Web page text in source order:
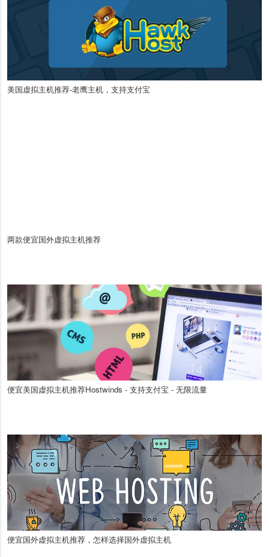
美国虚拟主机推荐-老鹰主机，支持支付宝
两款便宜国外虚拟主机推荐
便宜美国虚拟主机推荐Hostwinds - 支持支付宝 - 无限流量
便宜国外虚拟主机推荐，怎样选择国外虚拟主机